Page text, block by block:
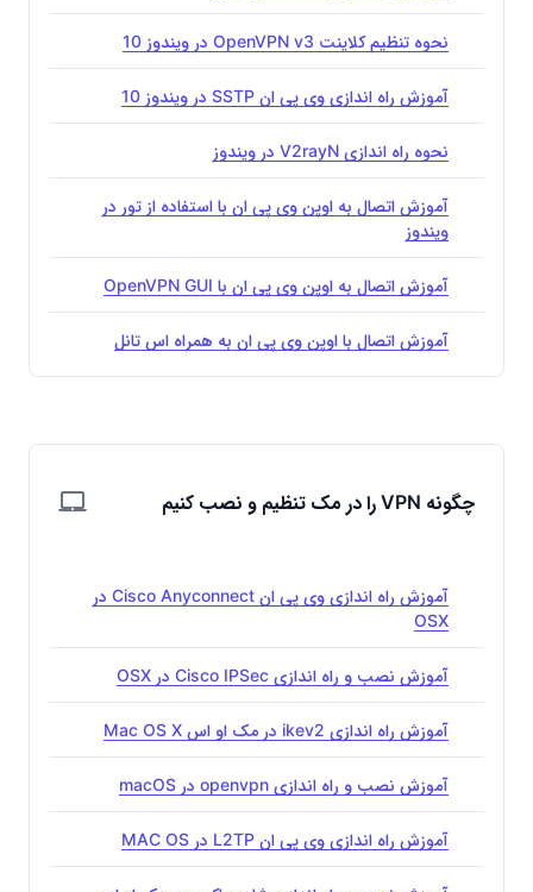
نحوه تنظیم کلاینت OpenVPN v3 در ویندوز 10
آموزش راه اندازی وی پی ان SSTP در ویندوز 10
نحوه راه اندازی V2rayN در ویندوز
آموزش اتصال به اوپن وی پی ان با استفاده از تور در
ویندوز
آموزش اتصال به اوپن وی پی ان با OpenVPN GUI
آموزش اتصال با اوپن وی پی ان به همراه اس تانل
چگونه VPN را در مک تنظیم و نصب کنیم
آموزش راه اندازی وی پی ان Cisco Anyconnect در
OSX
آموزش نصب و راه اندازی Cisco IPSec در OSX
آموزش راه اندازی ikev2 در مک او اس Mac OS X
آموزش نصب و راه اندازی openvpn در macOS
آموزش راه اندازی وی پی ان L2TP در MAC OS